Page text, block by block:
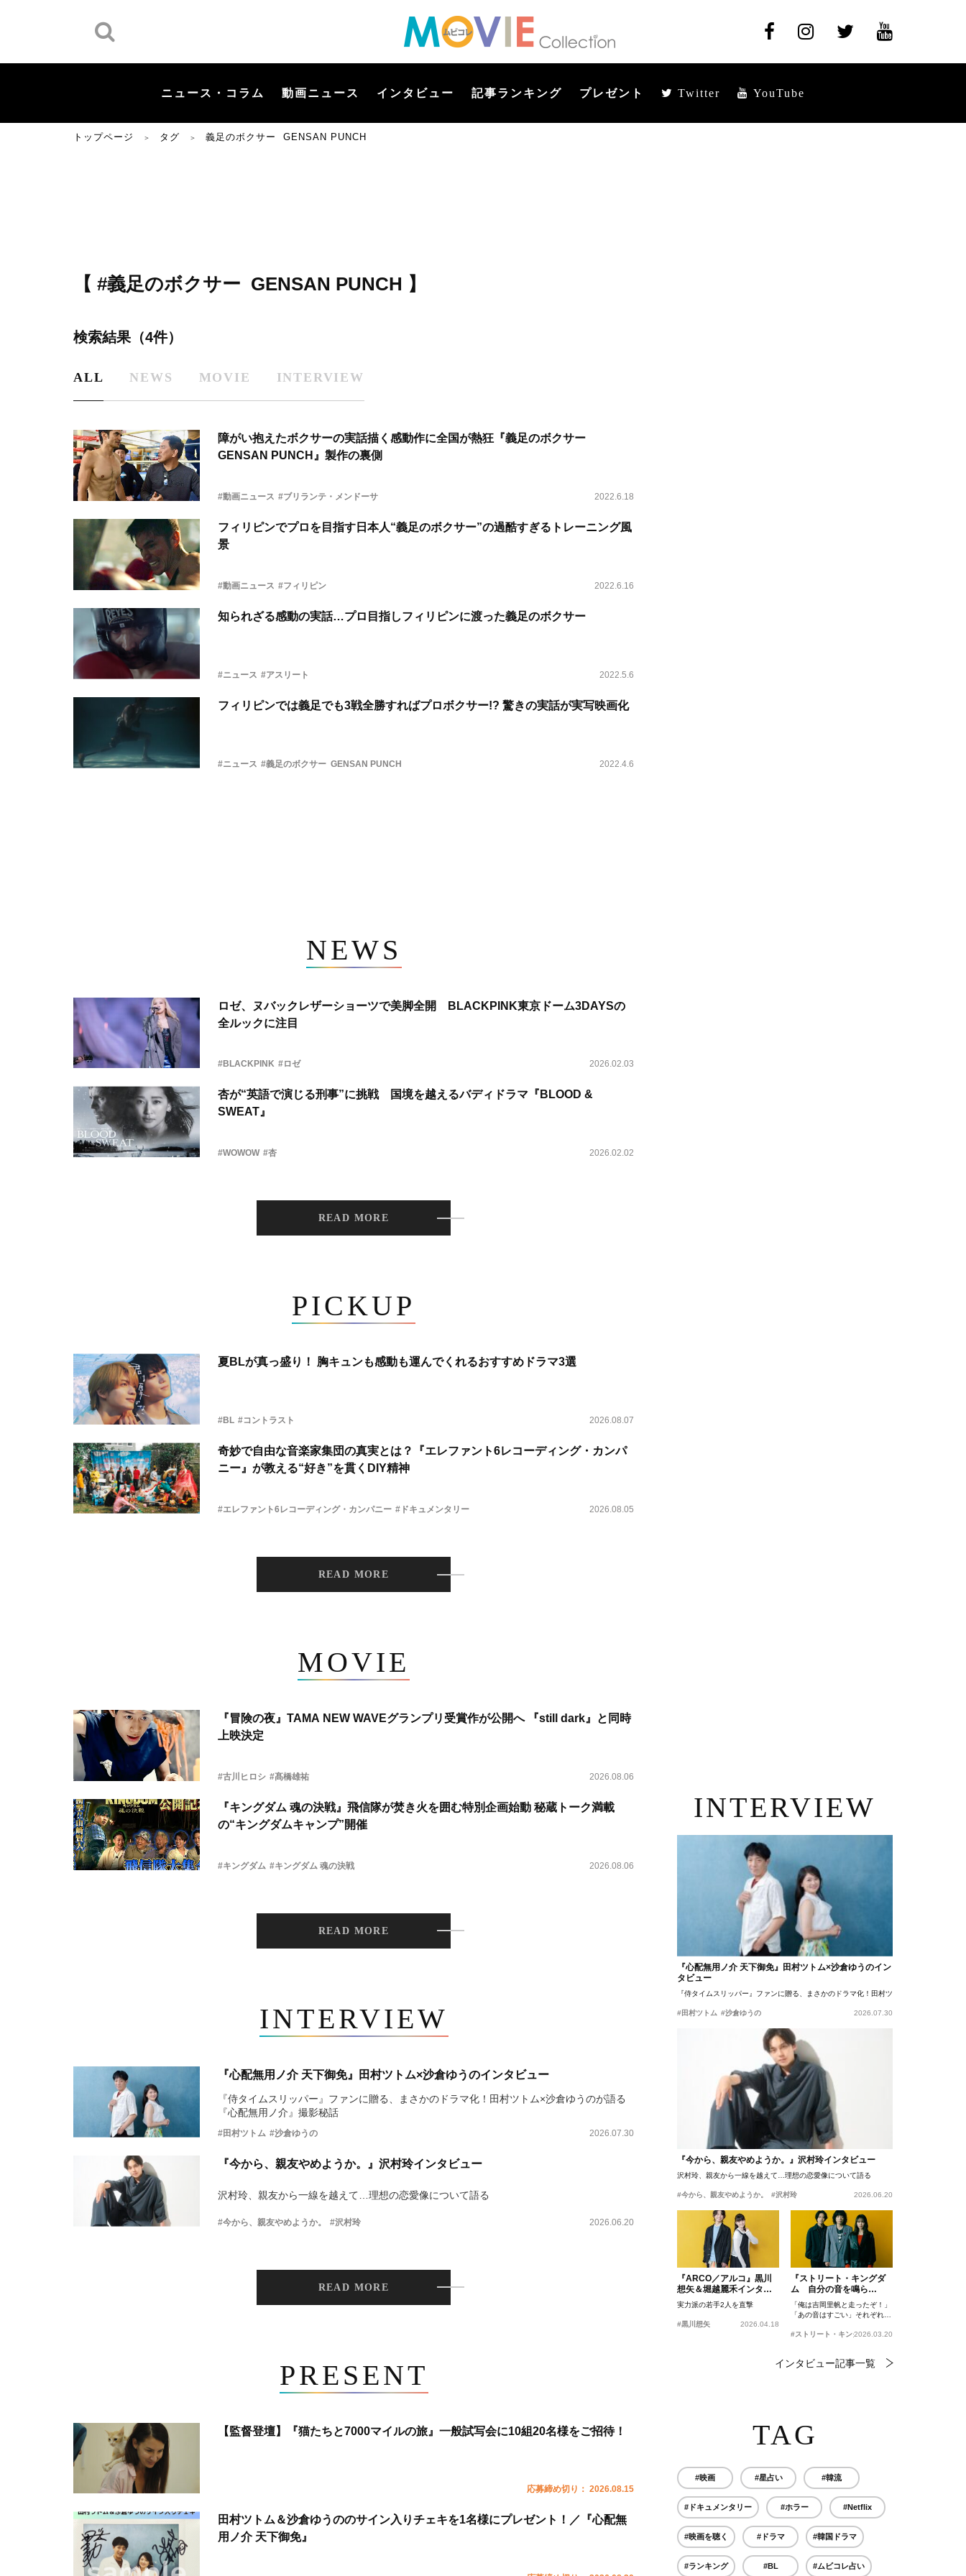
ニュース・コラム 動画ニュース インタビュー 記事ランキング プレゼント Twitter YouTube
トップページ ＞ タグ ＞ 義足のボクサー GENSAN PUNCH
【 #義足のボクサー GENSAN PUNCH 】
検索結果（4件）
ALL NEWS MOVIE INTERVIEW
障がい抱えたボクサーの実話描く感動作に全国が熱狂『義足のボクサー
GENSAN PUNCH』製作の裏側
#動画ニュース #ブリランテ・メンドーサ 2022.6.18
フィリピンでプロを目指す日本人“義足のボクサー”の過酷すぎるトレーニング風
景
#動画ニュース #フィリピン 2022.6.16
知られざる感動の実話…プロ目指しフィリピンに渡った義足のボクサー
#ニュース #アスリート 2022.5.6
フィリピンでは義足でも3戦全勝すればプロボクサー!? 驚きの実話が実写映画化
#ニュース #義足のボクサー GENSAN PUNCH 2022.4.6
NEWS
ロゼ、ヌバックレザーショーツで美脚全開 BLACKPINK東京ドーム3DAYSの
全ルックに注目
#BLACKPINK #ロゼ 2026.02.03
杏が“英語で演じる刑事”に挑戦 国境を越えるバディドラマ『BLOOD &
SWEAT』
#WOWOW #杏 2026.02.02
READ MORE
PICKUP
夏BLが真っ盛り！ 胸キュンも感動も運んでくれるおすすめドラマ3選
#BL #コントラスト 2026.08.07
奇妙で自由な音楽家集団の真実とは？『エレファント6レコーディング・カンパ
ニー』が教える“好き”を貫くDIY精神
#エレファント6レコーディング・カンパニー #ドキュメンタリー 2026.08.05
READ MORE
MOVIE
『冒険の夜』TAMA NEW WAVEグランプリ受賞作が公開へ 『still dark』と同時
上映決定
#古川ヒロシ #髙橋雄祐 2026.08.06
『キングダム 魂の決戦』飛信隊が焚き火を囲む特別企画始動 秘蔵トーク満載
の“キングダムキャンプ”開催
#キングダム #キングダム 魂の決戦 2026.08.06
READ MORE
INTERVIEW
『心配無用ノ介 天下御免』田村ツトム×沙倉ゆうのインタビュー
『侍タイムスリッパー』ファンに贈る、まさかのドラマ化！田村ツトム×沙倉ゆうのが語る
『心配無用ノ介』撮影秘話
#田村ツトム #沙倉ゆうの 2026.07.30
『今から、親友やめようか。』沢村玲インタビュー
沢村玲、親友から一線を越えて…理想の恋愛像について語る
#今から、親友やめようか。 #沢村玲 2026.06.20
READ MORE
PRESENT
【監督登壇】『猫たちと7000マイルの旅』一般試写会に10組20名様をご招待！
応募締め切り： 2026.08.15
田村ツトム＆沙倉ゆうののサイン入りチェキを1名様にプレゼント！／『心配無
用ノ介 天下御免』
INTERVIEW
『心配無用ノ介 天下御免』田村ツトム×沙倉ゆうのイン
タビュー
『侍タイムスリッパー』ファンに贈る、まさかのドラマ化！田村ツトム×沙倉ゆうのが語
#田村ツトム #沙倉ゆうの 2026.07.30
『今から、親友やめようか。』沢村玲インタビュー
沢村玲、親友から一線を越えて…理想の恋愛像について語る
#今から、親友やめようか。 #沢村玲 2026.06.20
『ARCO／アルコ』黒川
想矢＆堀越麗禾インタビ
ュー
実力派の若手2人を直撃
#黒川想矢 2026.04.18
『ストリート・キングダ
ム 自分の音を鳴ら
せ。』峯田和伸、若葉竜
也、吉岡里帆インタビュ
ー
「俺は吉岡里帆と走ったぞ！」
「あの音はすごい」それぞれの
#ストリート・キングダム 自分の音を鳴らせ。
2026.03.20
インタビュー記事一覧
TAG
#映画 #星占い #韓流
#ドキュメンタリー #ホラー #Netflix
#映画を聴く #ドラマ #韓国ドラマ
#ランキング #BL #ムビコレ占い